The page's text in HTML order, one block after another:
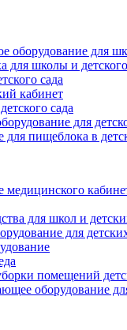
оборудование для
для школы и
сада
кабинет
сада
для
для пищеблока в
медицинского
для школ и
для
помещений
оборудование